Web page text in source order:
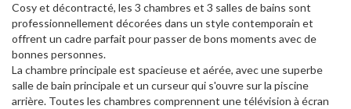
Cosy et décontracté, les 3 chambres et 3 salles de bains sont
professionnellement décorées dans un style contemporain et
offrent un cadre parfait pour passer de bons moments avec de
bonnes personnes.
La chambre principale est spacieuse et aérée, avec une superbe
salle de bain principale et un curseur qui s'ouvre sur la piscine
arrière. Toutes les chambres comprennent une télévision à écran